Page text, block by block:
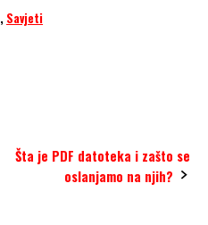
, Savjeti
Šta je PDF datoteka i zašto se
oslanjamo na njih?